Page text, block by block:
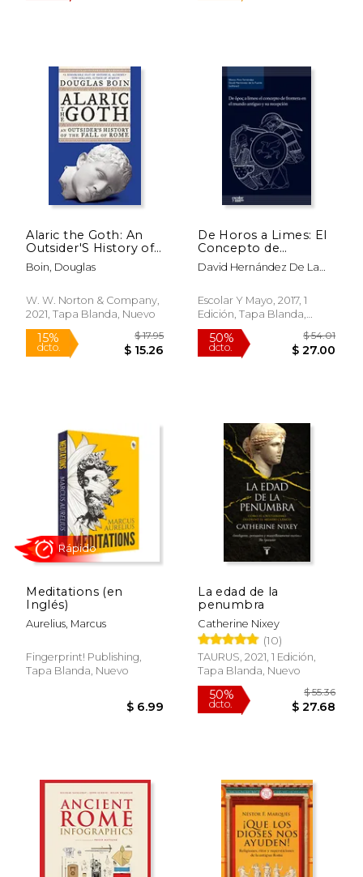
50% 12%
Alaric the Goth: An
Outsider'S History of
the Fall of Rome (en
Inglés)
Boin, Douglas
W. W. Norton & Company,
2021, Tapa Blanda, Nuevo
15%
dcto.
De Horos a Limes: El
Concepto de
Frontera en el Mundo
Antiguo y su
Crítica)
David Hernández De La
Escolar Y Mayo, 2017, 1
Edición, Tapa Blanda,
Nuevo
50%
dcto.
Meditations (en
Inglés)
Aurelius, Marcus
Fingerprint! Publishing,
Tapa Blanda, Nuevo
Rápido
La edad de la
penumbra
Catherine Nixey
(10)
TAURUS, 2021, 1 Edición,
Tapa Blanda, Nuevo